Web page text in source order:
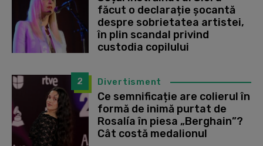
făcut o declarație șocantă
despre sobrietatea artistei,
în plin scandal privind
custodia copilului
2 Divertisment
Ce semnificație are colierul în
formă de inimă purtat de
Rosalía în piesa „Berghain”?
Cât costă medalionul